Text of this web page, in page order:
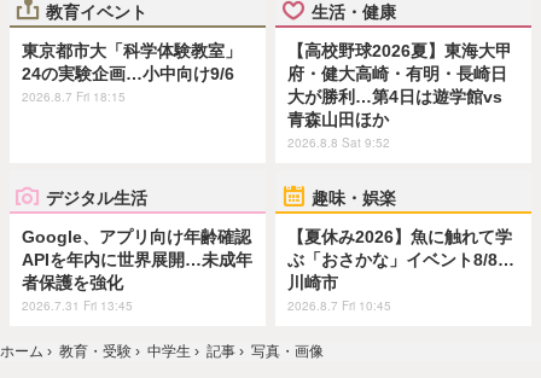
教育イベント
東京都市大「科学体験教室」
24の実験企画…小中向け9/6
2026.8.7 Fri 18:15
生活・健康
【高校野球2026夏】東海大甲
府・健大高崎・有明・長崎日
大が勝利…第4日は遊学館vs
青森山田ほか
2026.8.8 Sat 9:52
デジタル生活
Google、アプリ向け年齢確認
APIを年内に世界展開…未成年
者保護を強化
2026.7.31 Fri 13:45
趣味・娯楽
【夏休み2026】魚に触れて学
ぶ「おさかな」イベント8/8…
川崎市
2026.8.7 Fri 10:45
ホーム › 教育・受験 › 中学生 › 記事 › 写真・画像